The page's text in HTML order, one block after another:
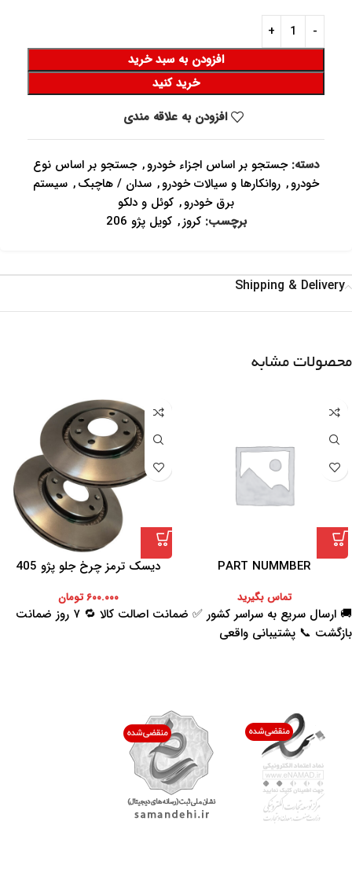
افزودن به سبد خرید
خرید کنید
افزودن به علاقه مندی
دسته: جستجو بر اساس اجزاء خودرو, جستجو بر اساس نوع
خودرو, روانکارها و سیالات خودرو, سدان / هاچبک, سیستم
برق خودرو, کوئل و دلکو
برچسب: کروز, کویل پژو 206
Shipping & Delivery
محصولات مشابه
PART NUMMBER
تماس بگیرید
دیسک ترمز چرخ جلو پژو 405
۶۰۰.۰۰۰ تومان
🚚 ارسال سریع به سراسر کشور ✅ ضمانت اصالت کالا 🔁 ۷ روز ضمانت
بازگشت 📞 پشتیبانی واقعی